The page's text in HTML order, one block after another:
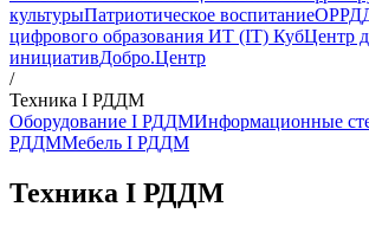
культурыПатриотическое воспитаниеОР
цифрового образования ИТ (IT) КубЦентр
инициативДобро.Центр
/
Техника I РДДМ
Оборудование I РДДМИнформационные
РДДММебель I РДДМ
Техника I РДДМ